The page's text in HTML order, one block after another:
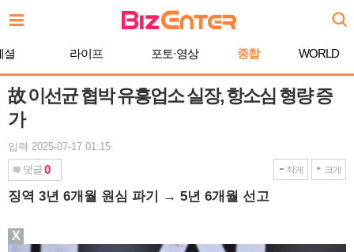
문
로셜 라이프 포토·영상 종합 WORLD
故 이선균 협박 유흥업소 실장, 항소심 형량 증
가
입력 2025-07-17 01:15
댓글 0 작게 크게
징역 3년 6개월 원심 파기 → 5년 6개월 선고
X